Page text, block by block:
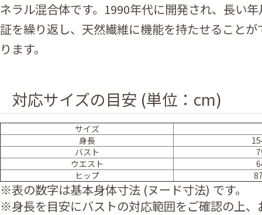
ネラル混合体です。1990年代に開発され、長い
証を繰り返し、天然繊維に機能を持たせること
ります。
対応サイズの目安 (単位：cm)
サイズ
身長
バスト
ウエスト
ヒップ
※表の数字は基本身体寸法 (ヌード寸法) です。
※身長を目安にバストの対応範囲をご確認の上、